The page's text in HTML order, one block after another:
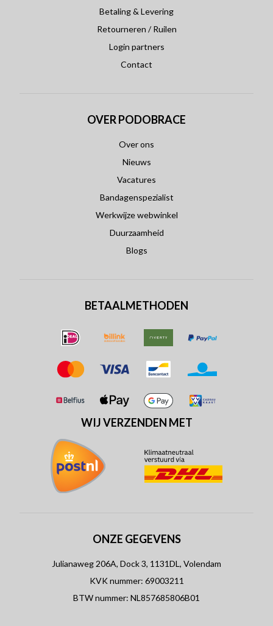
Betaling & Levering
Retourneren / Ruilen
Login partners
Contact
OVER PODOBRACE
Over ons
Nieuws
Vacatures
Bandagenspezialist
Werkwijze webwinkel
Duurzaamheid
Blogs
BETAALMETHODEN
WIJ VERZENDEN MET
ONZE GEGEVENS
Julianaweg 206A, Dock 3, 1131DL, Volendam
KVK nummer: 69003211
BTW nummer: NL857685806B01